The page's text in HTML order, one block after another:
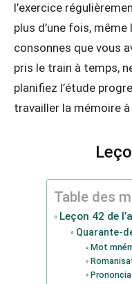
l’exercice
plus d’une fois,
consonnes que vous
pris le train à temps,
planifiez l’étude
travailler la mémoire
Table des
Leçon 42 de
Quarante-
Mot